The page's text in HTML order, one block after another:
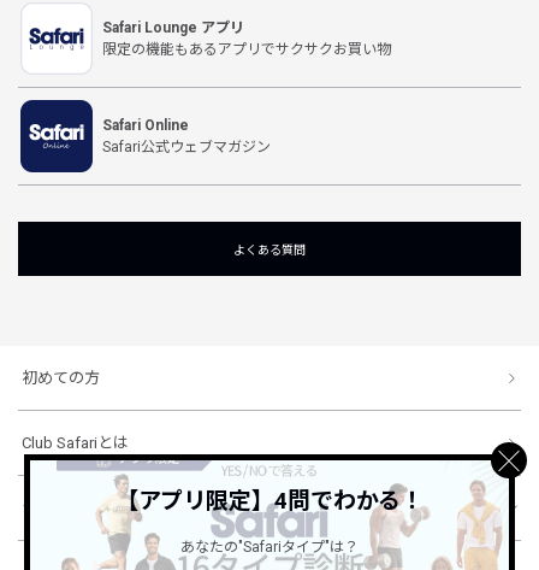
Safari Lounge アプリ
限定の機能もあるアプリでサクサクお買い物
Safari Online
Safari公式ウェブマガジン
よくある質問
初めての方
Club Safariとは
ショッピングガイド【アプリ限定】4問でわかる！
あなたの"Safariタイプ"は？